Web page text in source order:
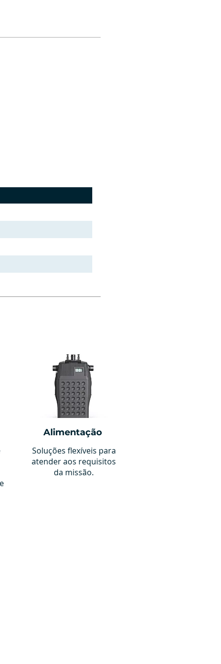
Alimentação
Soluções flexíveis para
atender aos requisitos
da missão.